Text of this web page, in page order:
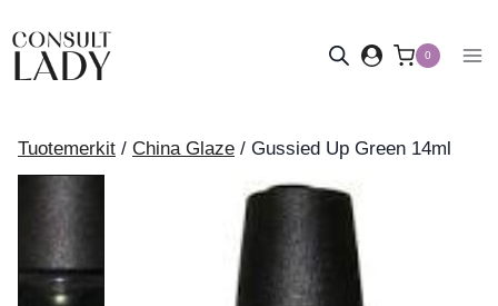
sisältöön
0
Tuotemerkit / China Glaze / Gussied Up Green 14ml